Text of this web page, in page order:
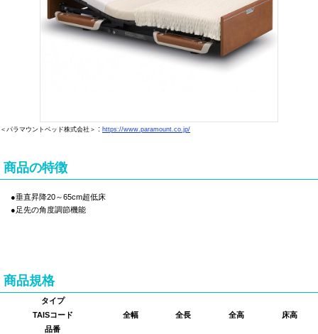
＜パラマウントベッド株式会社＞ : https://www.paramount.co.jp/
商品の特徴
●垂直昇降20～65cm超低床
●足先の角度調節機能
商品規格
タイプ
全幅
全長 全高 床高
TAISコード
品番